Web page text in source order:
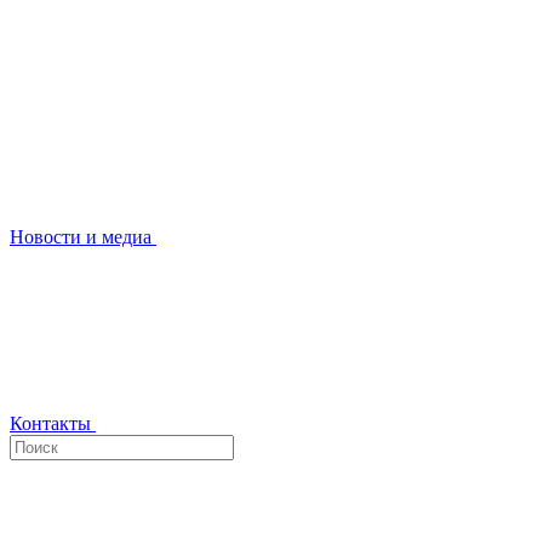
Новости и медиа
Контакты